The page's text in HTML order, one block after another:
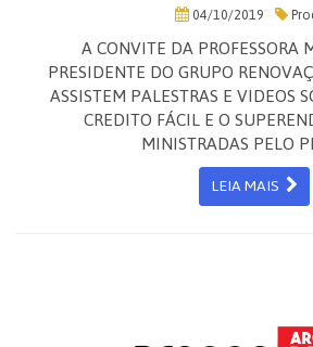
04/10/2019
A CONVITE DA PROFESSORA
PRESIDENTE DO GRUPO
ASSISTEM PALESTRAS E VIDEOS
CREDITO FÁCIL E O
MINISTRADAS PELO
LEIA MAIS